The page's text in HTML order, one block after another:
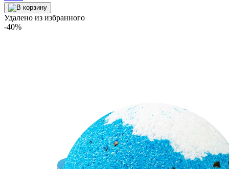
Удалено из избранного
-40%